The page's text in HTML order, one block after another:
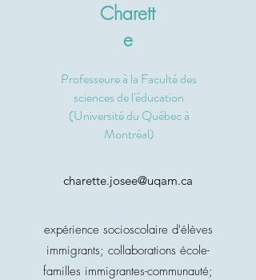
Charett
e
Professeure à la Faculté des
sciences de l'éducation
(Université du Québec à
Montréal)
charette.josee@uqam.ca
expérience socioscolaire d'élèves
immigrants; collaborations école-
familles immigrantes-communauté;